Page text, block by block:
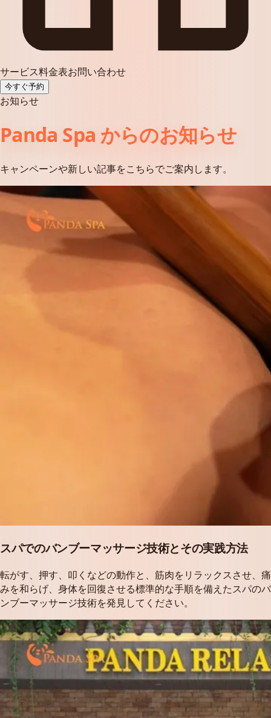
サービス料金表お問い合わせ
今すぐ予約
お知らせ
Panda Spa からのお知らせ
キャンペーンや新しい記事をこちらでご案内します。
スパでのバンブーマッサージ技術とその実践方法
転がす、押す、叩くなどの動作と、筋肉をリラックスさせ、痛
みを和らげ、身体を回復させる標準的な手順を備えたスパのバ
ンブーマッサージ技術を発見してください。